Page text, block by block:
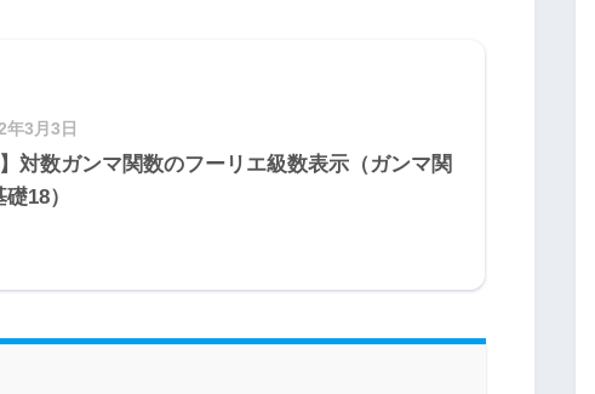
年3月3日
対数ガンマ関数のフーリエ級数表示（ガンマ関
18）